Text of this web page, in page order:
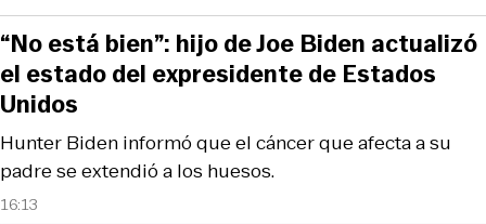
16:13
Hunter Biden informó que el cáncer que afecta a su
padre se extendió a los huesos.
“No está bien”: hijo de Joe Biden actualizó
el estado del expresidente de Estados
Unidos